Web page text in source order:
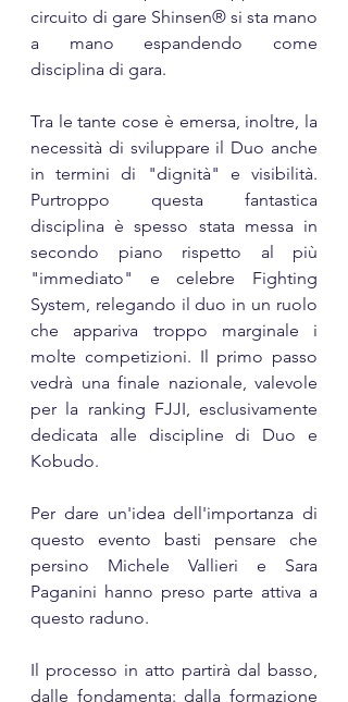
circuito di gare Shinsen® si sta mano
a mano espandendo come
disciplina di gara.
Tra le tante cose è emersa, inoltre, la
necessità di sviluppare il Duo anche
in termini di "dignità" e visibilità.
Purtroppo questa fantastica
disciplina è spesso stata messa in
secondo piano rispetto al più
"immediato" e celebre Fighting
System, relegando il duo in un ruolo
che appariva troppo marginale i
molte competizioni. Il primo passo
vedrà una finale nazionale, valevole
per la ranking FJJI, esclusivamente
dedicata alle discipline di Duo e
Kobudo.
Per dare un'idea dell'importanza di
questo evento basti pensare che
persino Michele Vallieri e Sara
Paganini hanno preso parte attiva a
questo raduno.
Il processo in atto partirà dal basso,
dalle fondamenta: dalla formazione